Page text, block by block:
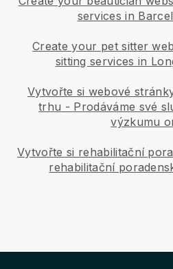
services in
Create your pet sitter
sitting services in
Vytvořte si webové
trhu - Prodáváme své
výzkumu
Vytvořte si rehabilitační
rehabilitační